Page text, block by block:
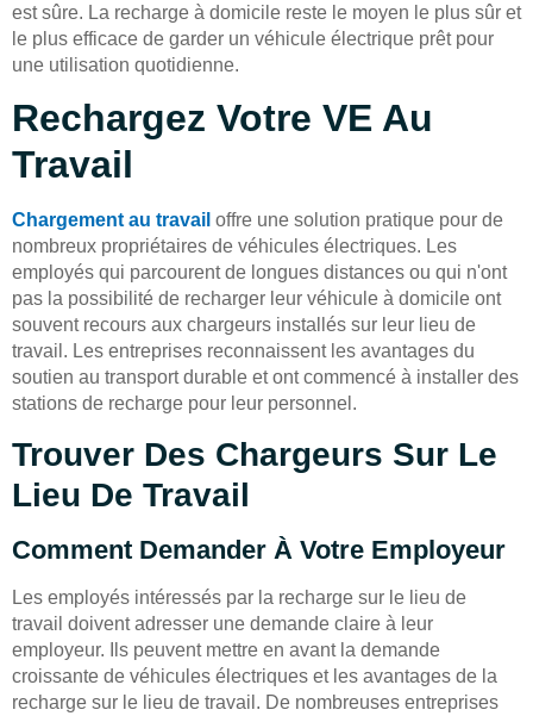
est sûre. La recharge à domicile reste le moyen le plus sûr et
le plus efficace de garder un véhicule électrique prêt pour
une utilisation quotidienne.
Rechargez Votre VE Au
Travail
Chargement au travail offre une solution pratique pour de
nombreux propriétaires de véhicules électriques. Les
employés qui parcourent de longues distances ou qui n'ont
pas la possibilité de recharger leur véhicule à domicile ont
souvent recours aux chargeurs installés sur leur lieu de
travail. Les entreprises reconnaissent les avantages du
soutien au transport durable et ont commencé à installer des
stations de recharge pour leur personnel.
Trouver Des Chargeurs Sur Le
Lieu De Travail
Comment Demander À Votre Employeur
Les employés intéressés par la recharge sur le lieu de
travail doivent adresser une demande claire à leur
employeur. Ils peuvent mettre en avant la demande
croissante de véhicules électriques et les avantages de la
recharge sur le lieu de travail. De nombreuses entreprises